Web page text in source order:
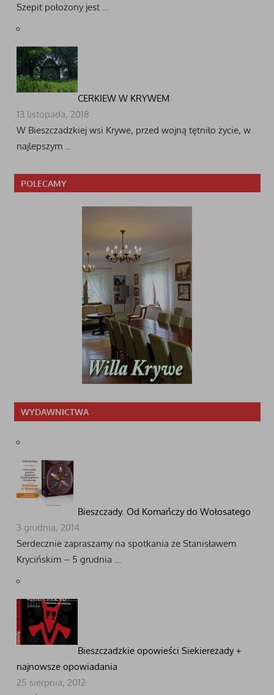
Szepit położony jest …
CERKIEW W KRYWEM
13 listopada, 2018
W Bieszczadzkiej wsi Krywe, przed wojną tętniło życie, w
najlepszym …
POLECAMY
WYDAWNICTWA
Bieszczady. Od Komańczy do Wołosatego
3 grudnia, 2014
Serdecznie zapraszamy na spotkania ze Stanisławem
Krycińskim – 5 grudnia …
Bieszczadzkie opowieści Siekierezady +
najnowsze opowiadania
25 sierpnia, 2012